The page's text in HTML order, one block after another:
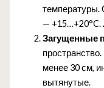
температуры.
— +15…+20°C.
Загущенные
менее 30 см,
вытянутые.